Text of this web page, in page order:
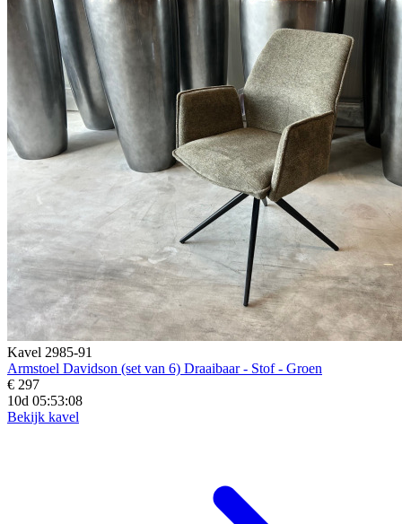
Kavel 2985-91
Armstoel Davidson (set van 6) Draaibaar - Stof - Groen
€ 297
10d 05:53:06
Bekijk kavel